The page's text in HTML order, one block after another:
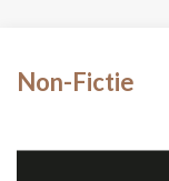
Non-Fictie